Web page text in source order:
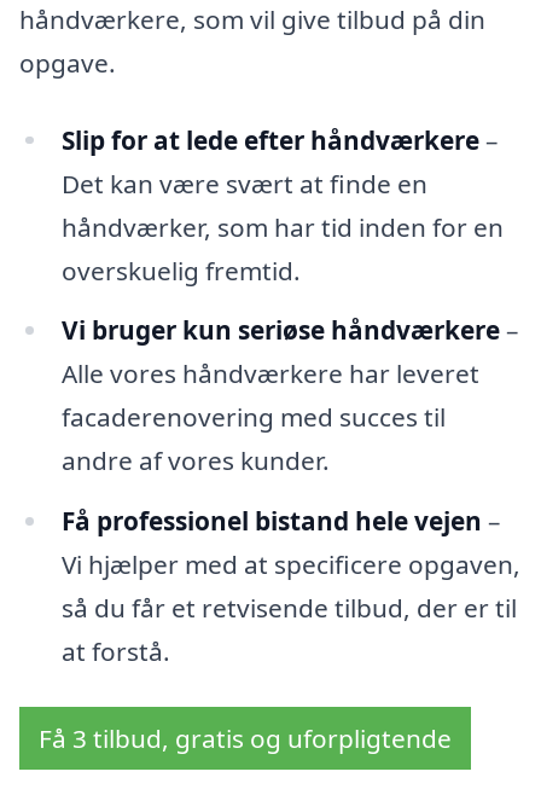
håndværkere, som vil give tilbud på din
opgave.
Slip for at lede efter håndværkere–
Det kan være svært at finde en
håndværker, som har tid inden for en
overskuelig fremtid.
Vi bruger kun seriøse håndværkere–
Alle vores håndværkere har leveret
facaderenovering med succes til
andre af vores kunder.
Få professionel bistand hele vejen –
Vi hjælper med at specificere opgaven,
så du får et retvisende tilbud, der er til
at forstå.
Få 3 tilbud, gratis og uforpligtende